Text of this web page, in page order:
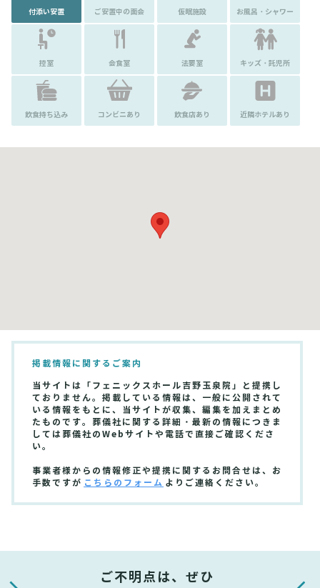
付添い安置 ご安置中の面会 仮眠施設 お風呂・シャワー
控室 会食室 法要室 キッズ・託児所
飲食持ち込み コンビニあり 飲食店あり 近隣ホテルあり
掲載情報に関するご案内
当サイトは「フェニックスホール吉野玉泉院」と提携し
ておりません。掲載している情報は、一般に公開されて
いる情報をもとに、当サイトが収集、編集を加えまとめ
たものです。葬儀社に関する詳細・最新の情報につきま
しては葬儀社のWebサイトや電話で直接ご確認くださ
い。
事業者様からの情報修正や提携に関するお問合せは、お
手数ですが こちらのフォーム よりご連絡ください。
ご不明点は、ぜひ